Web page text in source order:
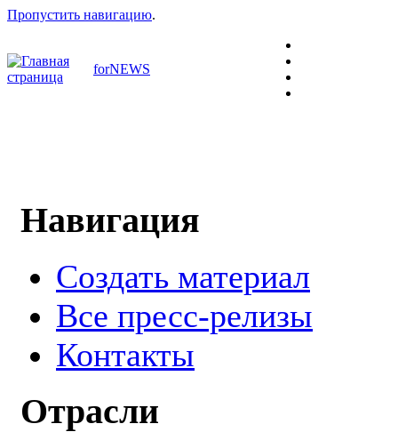
Пропустить навигацию.
forNEWS
Навигация
Создать материал
Все пресс-релизы
Контакты
Отрасли